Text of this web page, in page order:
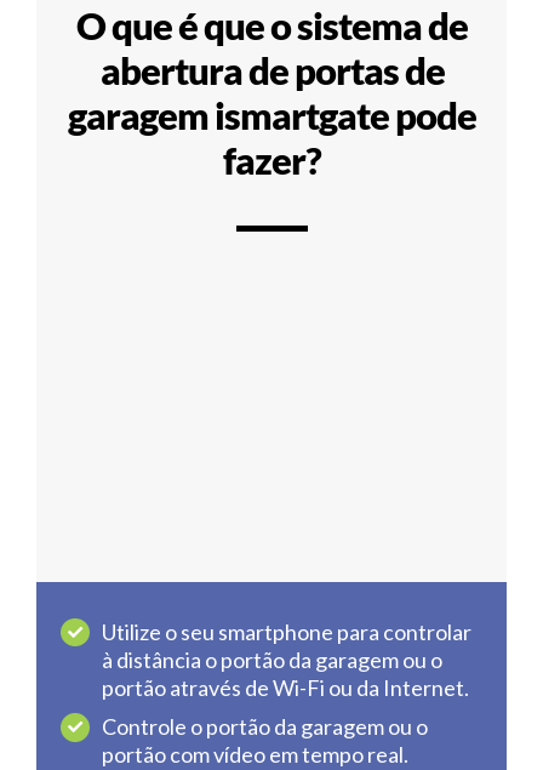
O que é que o sistema de
abertura de portas de
garagem ismartgate pode
fazer?
Utilize o seu smartphone para controlar
à distância o portão da garagem ou o
portão através de Wi-Fi ou da Internet.
Controle o portão da garagem ou o
portão com vídeo em tempo real.